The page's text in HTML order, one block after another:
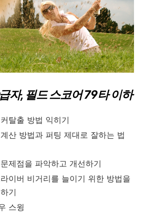
자, 필드 스코어 79타 이하
탈출 방법 익히기
산 방법과 퍼팅 제대로 잘하는 법
제점을 파악하고 개선하기
이버 비거리를 늘이기 위한 방법을
기
스윙